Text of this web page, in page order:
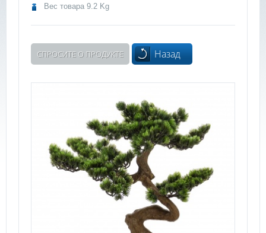
Вес товара 9.2 Kg
СПРОСИТЕ О ПРОДУКТЕ Назад